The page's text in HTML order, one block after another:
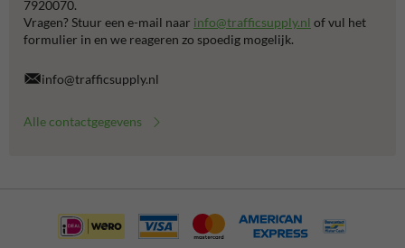
7920070.
Vragen? Stuur een e-mail naar info@trafficsupply.nl of vul het
formulier in en we reageren zo spoedig mogelijk.
info@trafficsupply.nl
Alle contactgegevens